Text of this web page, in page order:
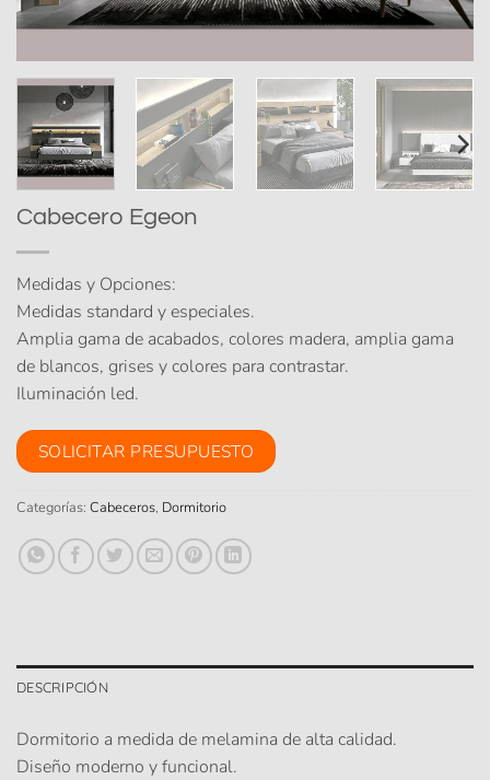
Cabecero Egeon
Medidas y Opciones:
Medidas standard y especiales.
Amplia gama de acabados, colores madera, amplia gama
de blancos, grises y colores para contrastar.
Iluminación led.
SOLICITAR PRESUPUESTO
Categorías: Cabeceros, Dormitorio
DESCRIPCIÓN
Dormitorio a medida de melamina de alta calidad.
Diseño moderno y funcional.